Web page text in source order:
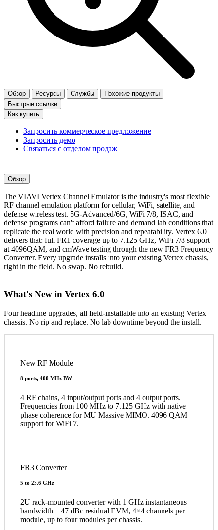
Обзор Ресурсы Службы
Похожие продукты
Быстрые ссылки
Как купить
Запросить коммерческое предложение
Запросить демо
Связаться с отделом продаж
Обзор
The VIAVI Vertex Channel Emulator is the industry's most flexible
RF channel emulation platform for cellular, WiFi, satellite, and
defense wireless test. 5G-Advanced/6G, WiFi 7/8, ISAC, and
defense programs can't afford failure and demand lab conditions that
replicate the real world with precision and repeatability. Vertex 6.0
delivers that: full FR1 coverage up to 7.125 GHz, WiFi 7/8 support
at 4096QAM, and cmWave testing through the new FR3 Frequency
Converter. Every upgrade installs into your existing Vertex chassis,
right in the field. No swap. No rebuild.
What's New in Vertex 6.0
Four headline upgrades, all field-installable into an existing Vertex
chassis. No rip and replace. No lab downtime beyond the install.
New RF Module
8 ports, 400 MHz BW
4 RF chains, 4 input/output ports and 4 output ports.
Frequencies from 100 MHz to 7.125 GHz with native
phase coherence for MU Massive MIMO. 4096 QAM
support for WiFi 7.
FR3 Converter
5 to 23.6 GHz
2U rack-mounted converter with 1 GHz instantaneous
bandwidth, –47 dBc residual EVM, 4×4 channels per
module, up to four modules per chassis.